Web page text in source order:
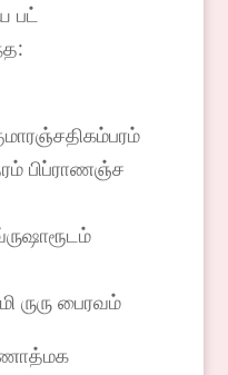
பட்
பிப்ராணஞ்ச
ருரு பைரவம்